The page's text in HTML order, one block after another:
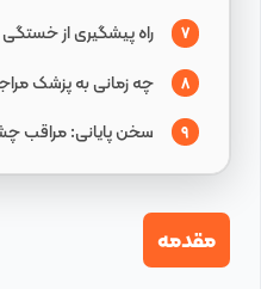
7 راه پیشگیری از
8 چه زمانی به پزشک
9 سخن پایانی: مراقب
مقدمه